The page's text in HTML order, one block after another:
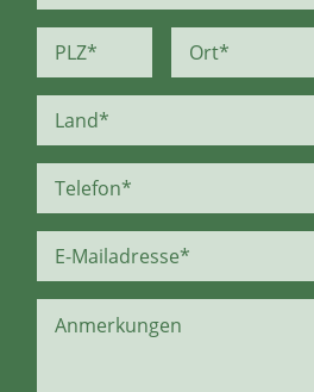
PLZ* Ort*
Telefon*
E-Mailadresse*
Anmerkungen